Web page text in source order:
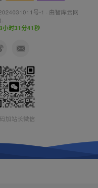
号-1 · 由智库云网
小时31分42秒
加站长微信